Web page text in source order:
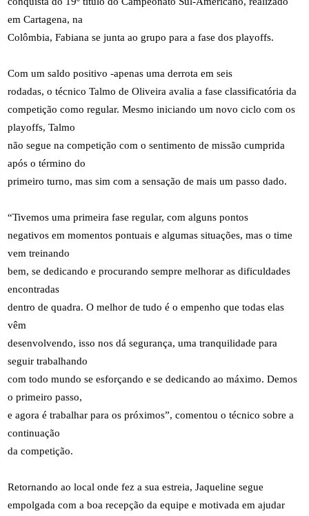
em Cartagena, na
Colômbia, Fabiana se junta ao grupo para a fase dos playoffs.
Com um saldo positivo -apenas uma derrota em seis
rodadas, o técnico Talmo de Oliveira avalia a fase classificatória da
competição como regular. Mesmo iniciando um novo ciclo com os
playoffs, Talmo
não segue na competição com o sentimento de missão cumprida
após o término do
primeiro turno, mas sim com a sensação de mais um passo dado.
“Tivemos uma primeira fase regular, com alguns pontos
negativos em momentos pontuais e algumas situações, mas o time
vem treinando
bem, se dedicando e procurando sempre melhorar as dificuldades
encontradas
dentro de quadra. O melhor de tudo é o empenho que todas elas
vêm
desenvolvendo, isso nos dá segurança, uma tranquilidade para
seguir trabalhando
com todo mundo se esforçando e se dedicando ao máximo. Demos
o primeiro passo,
e agora é trabalhar para os próximos”, comentou o técnico sobre a
continuação
da competição.
Retornando ao local onde fez a sua estreia, Jaqueline segue
empolgada com a boa recepção da equipe e motivada em ajudar